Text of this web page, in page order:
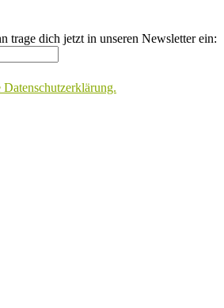
trage dich jetzt in unseren Newsletter ein: